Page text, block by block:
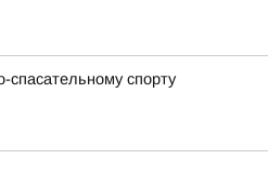
спасательному спорту